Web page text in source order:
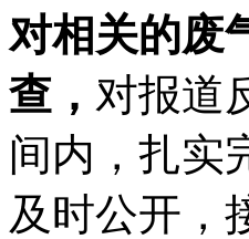
对相关的废
查， 对报道
间内，扎实
及时公开，